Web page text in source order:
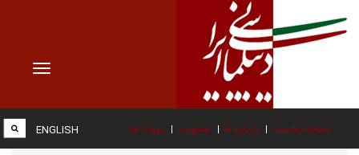
Toggle
صفحه نخست درباره ما عضویت پیوند ها ENGLISH